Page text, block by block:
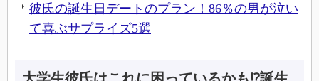
彼氏の誕生日デートのプラン！86％の男が泣い
て喜ぶサプライズ5選